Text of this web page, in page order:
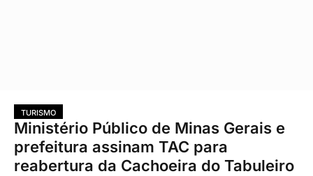
TURISMO
Ministério Público de Minas Gerais e
prefeitura assinam TAC para
reabertura da Cachoeira do Tabuleiro